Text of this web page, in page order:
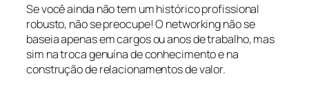
Se você ainda não tem um histórico profissional
robusto, não se preocupe! O networking não se
baseia apenas em cargos ou anos de trabalho, mas
sim na troca genuína de conhecimento e na
construção de relacionamentos de valor.